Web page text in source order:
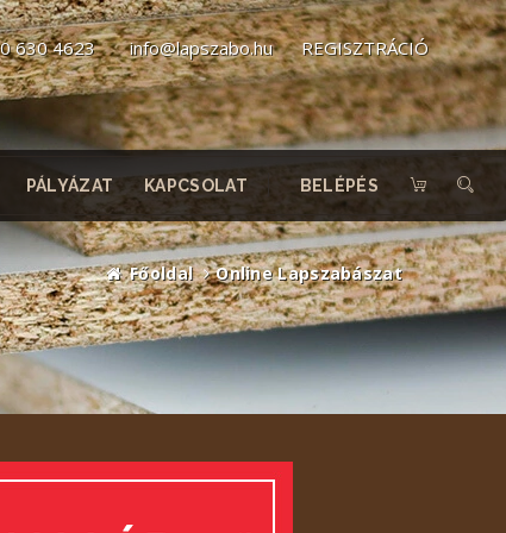
630 4623 info@lapszabo.hu REGISZTRÁCIÓ
PÁLYÁZAT KAPCSOLAT BELÉPÉS
Főoldal Online Lapszabászat